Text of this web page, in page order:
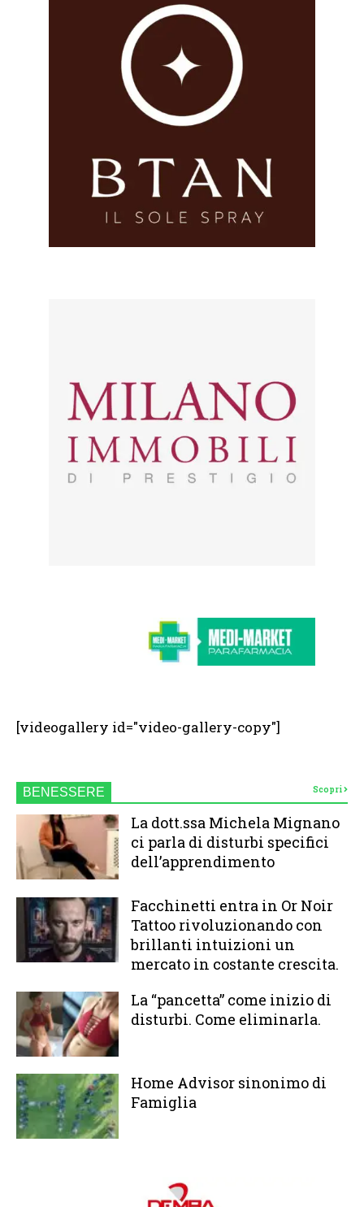
[videogallery id="video-gallery-copy"]
BENESSERE Scopri
La dott.ssa Michela Mignano
ci parla di disturbi specifici
dell’apprendimento
Facchinetti entra in Or Noir
Tattoo rivoluzionando con
brillanti intuizioni un
mercato in costante crescita.
La “pancetta” come inizio di
disturbi. Come eliminarla.
Home Advisor sinonimo di
Famiglia